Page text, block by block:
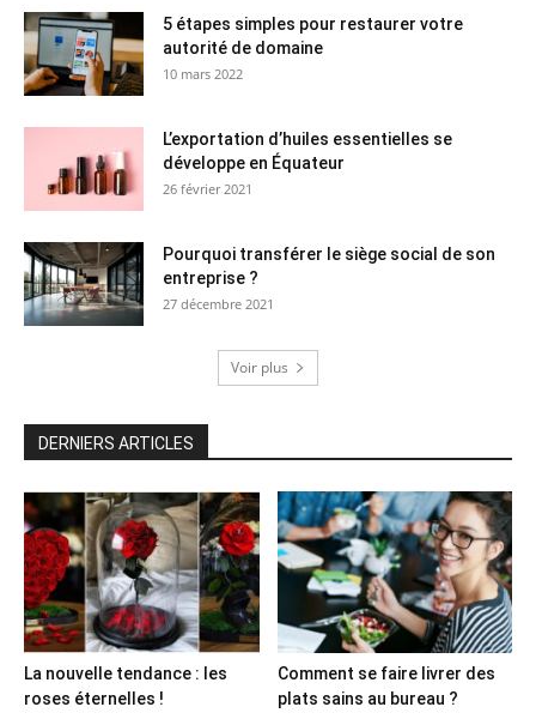
5 étapes simples pour restaurer votre
autorité de domaine
10 mars 2022
L’exportation d’huiles essentielles se
développe en Équateur
26 février 2021
Pourquoi transférer le siège social de son
entreprise ?
27 décembre 2021
Voir plus
DERNIERS ARTICLES
La nouvelle tendance : les
roses éternelles !
Comment se faire livrer des
plats sains au bureau ?